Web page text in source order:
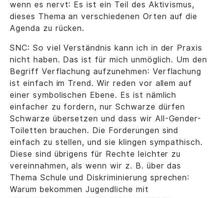
wenn es nervt: Es ist ein Teil des Aktivismus,
dieses Thema an verschiedenen Orten auf die
Agenda zu rücken.
SNC: So viel Verständnis kann ich in der Praxis
nicht haben. Das ist für mich unmöglich. Um den
Begriff Verflachung aufzunehmen: Verflachung
ist einfach im Trend. Wir reden vor allem auf
einer symbolischen Ebene. Es ist nämlich
einfacher zu fordern, nur Schwarze dürfen
Schwarze übersetzen und dass wir All-Gender-
Toiletten brauchen. Die Forderungen sind
einfach zu stellen, und sie klingen sympathisch.
Diese sind übrigens für Rechte leichter zu
vereinnahmen, als wenn wir z. B. über das
Thema Schule und Diskriminierung sprechen:
Warum bekommen Jugendliche mit